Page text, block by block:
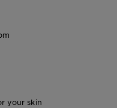
your skin